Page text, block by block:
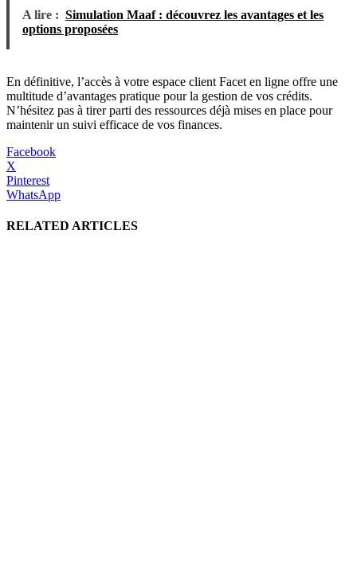
A lire : Simulation Maaf : découvrez les avantages et les
options proposées
En définitive, l’accès à votre espace client Facet en ligne offre une
multitude d’avantages pratique pour la gestion de vos crédits.
N’hésitez pas à tirer parti des ressources déjà mises en place pour
maintenir un suivi efficace de vos finances.
Facebook
X
Pinterest
WhatsApp
RELATED ARTICLES